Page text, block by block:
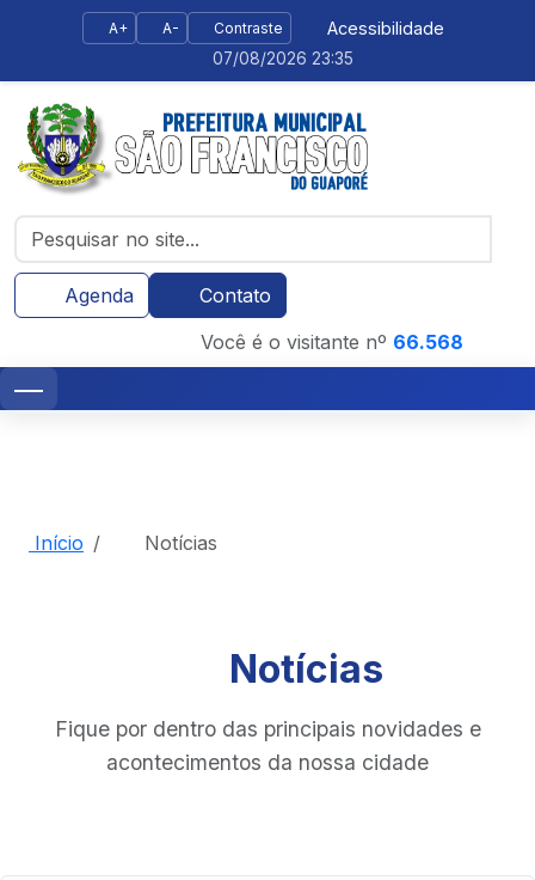
A+ A- Contraste Acessibilidade
07/08/2026 23:35
Agenda
Contato
Você é o visitante nº 66.568
Início Notícias
Notícias
Fique por dentro das principais novidades e
acontecimentos da nossa cidade